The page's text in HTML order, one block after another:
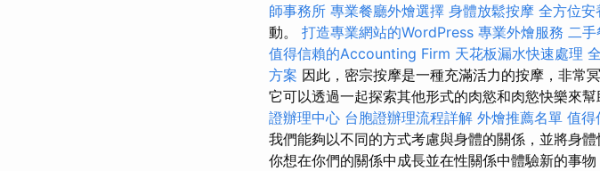
師事務所 專業餐廳外燴選擇 身體放鬆按摩 全方位安
動。 打造專業網站的WordPress 專業外燴服務 二
值得信賴的Accounting Firm 天花板漏水快速處理
方案 因此，密宗按摩是一種充滿活力的按摩，非常
它可以透過一起探索其他形式的肉慾和肉慾快樂來
證辦理中心 台胞證辦理流程詳解 外燴推薦名單 值得
我們能夠以不同的方式考慮與身體的關係，並將身
你想在你們的關係中成長並在性關係中體驗新的事